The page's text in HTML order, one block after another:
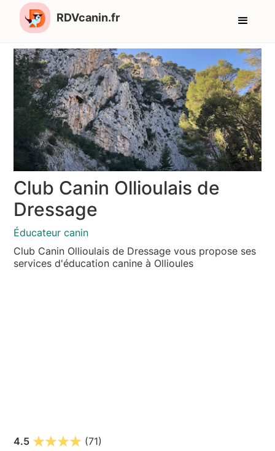
RDVcanin.fr
Club Canin Ollioulais de
Dressage
Éducateur canin
Club Canin Ollioulais de Dressage vous propose ses
services d'éducation canine à Ollioules
4.5 (71)